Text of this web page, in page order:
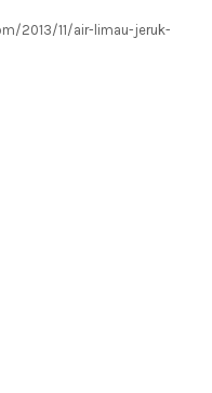
2013/11/air-limau-jeruk-